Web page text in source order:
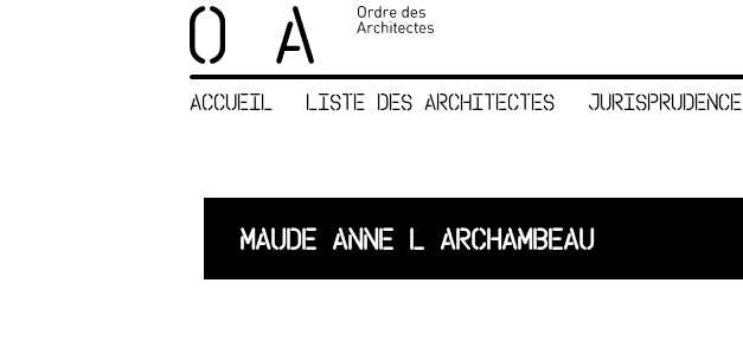
ACCUEIL LISTE DES ARCHITECTES JURISPRUDENCE
MAUDE ANNE L ARCHAMBEAU